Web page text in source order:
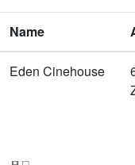
Name
Eden Cinehouse